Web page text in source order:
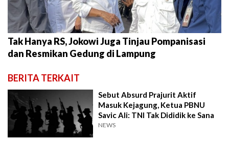
Tak Hanya RS, Jokowi Juga Tinjau Pompanisasi
dan Resmikan Gedung di Lampung
BERITA TERKAIT
Sebut Absurd Prajurit Aktif
Masuk Kejagung, Ketua PBNU
Savic Ali: TNI Tak Dididik ke Sana
NEWS